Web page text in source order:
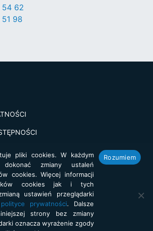
62
98
netkoncept.com
pliki cookies. W każdym
zmiany ustaleń
cookies. Więcej informacji
cookies jak i tych
ustawień przeglądarki
polityce prywatności. Dalsze
strony bez zmiany
oznacza wyrażenie zgody
Rozumiem